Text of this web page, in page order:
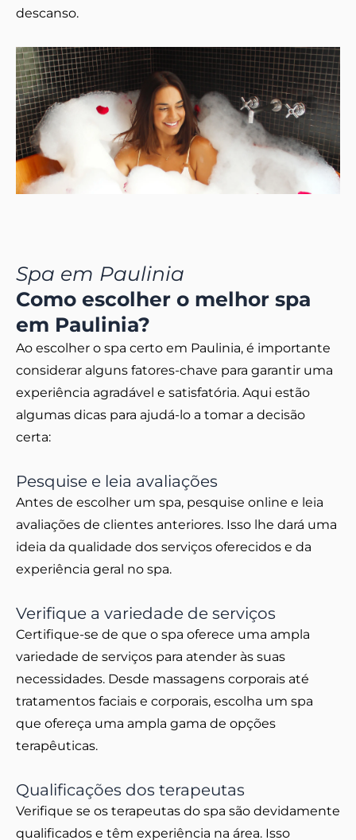
descanso.
Spa em Paulinia
Como escolher o melhor spa
em Paulinia?
Ao escolher o spa certo em Paulinia, é importante
considerar alguns fatores-chave para garantir uma
experiência agradável e satisfatória. Aqui estão
algumas dicas para ajudá-lo a tomar a decisão
certa:
Pesquise e leia avaliações
Antes de escolher um spa, pesquise online e leia
avaliações de clientes anteriores. Isso lhe dará uma
ideia da qualidade dos serviços oferecidos e da
experiência geral no spa.
Verifique a variedade de serviços
Certifique-se de que o spa oferece uma ampla
variedade de serviços para atender às suas
necessidades. Desde massagens corporais até
tratamentos faciais e corporais, escolha um spa
que ofereça uma ampla gama de opções
terapêuticas.
Qualificações dos terapeutas
Verifique se os terapeutas do spa são devidamente
qualificados e têm experiência na área. Isso